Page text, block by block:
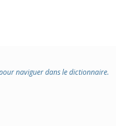
naviguer dans le dictionnaire.